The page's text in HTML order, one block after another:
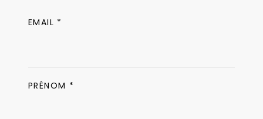
PRÉNOM *
EMAIL *